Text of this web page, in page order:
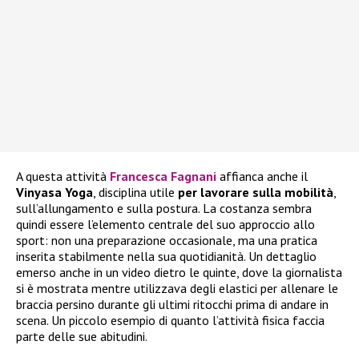
A questa attività Francesca Fagnani affianca anche il
Vinyasa Yoga, disciplina utile per lavorare sulla mobilità,
sull’allungamento e sulla postura. La costanza sembra
quindi essere l’elemento centrale del suo approccio allo
sport: non una preparazione occasionale, ma una pratica
inserita stabilmente nella sua quotidianità. Un dettaglio
emerso anche in un video dietro le quinte, dove la giornalista
si è mostrata mentre utilizzava degli elastici per allenare le
braccia persino durante gli ultimi ritocchi prima di andare in
scena. Un piccolo esempio di quanto l’attività fisica faccia
parte delle sue abitudini.